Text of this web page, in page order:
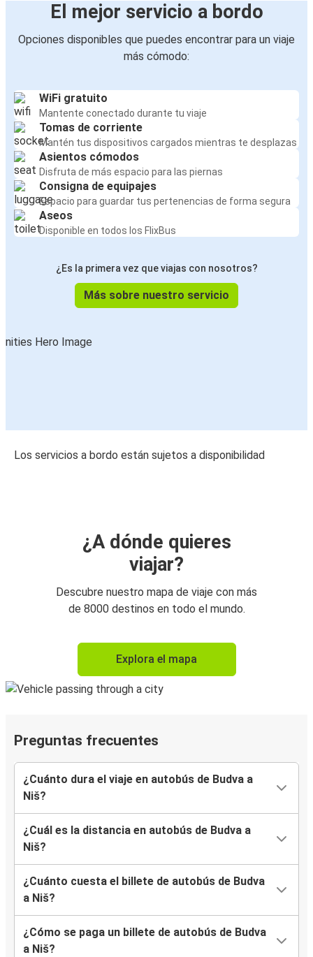
El mejor servicio a bordo
Opciones disponibles que puedes encontrar para un viaje
más cómodo:
WiFi gratuito
Mantente conectado durante tu viaje
Tomas de corriente
Mantén tus dispositivos cargados mientras te desplazas
Asientos cómodos
Disfruta de más espacio para las piernas
Consigna de equipajes
Espacio para guardar tus pertenencias de forma segura
Aseos
Disponible en todos los FlixBus
¿Es la primera vez que viajas con nosotros?
Más sobre nuestro servicio
Los servicios a bordo están sujetos a disponibilidad
¿A dónde quieres
viajar?
Descubre nuestro mapa de viaje con más
de 8000 destinos en todo el mundo.
Explora el mapa
Preguntas frecuentes
¿Cuánto dura el viaje en autobús de Budva a
Niš?
¿Cuál es la distancia en autobús de Budva a
Niš?
¿Cuánto cuesta el billete de autobús de Budva
a Niš?
¿Cómo se paga un billete de autobús de Budva
a Niš?